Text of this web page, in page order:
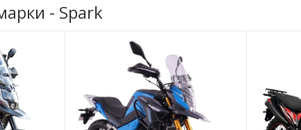
приладова панель).
кращого контролю над байком інженери встановили
- Spark